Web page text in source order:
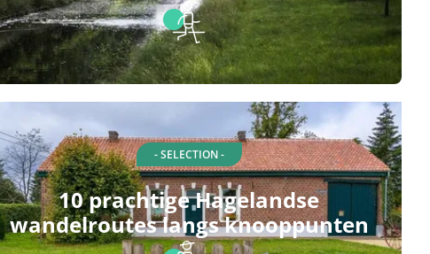
- SELECTION -
10 prachtige Hagelandse
wandelroutes langs knooppunten